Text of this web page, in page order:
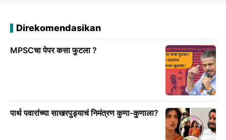
Direkomendasikan
MPSCचा पेपर कसा फुटला ?
पार्थ पवारांच्या साखरपुड्याचं निमंत्रण कुणा-कुणाला?